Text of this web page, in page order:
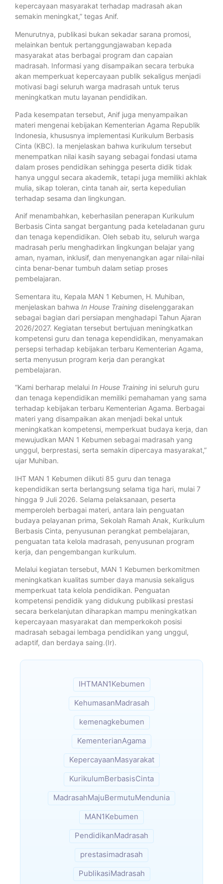
kepercayaan masyarakat terhadap madrasah akan
semakin meningkat,” tegas Anif.
Menurutnya, publikasi bukan sekadar sarana promosi,
melainkan bentuk pertanggungjawaban kepada
masyarakat atas berbagai program dan capaian
madrasah. Informasi yang disampaikan secara terbuka
akan memperkuat kepercayaan publik sekaligus menjadi
motivasi bagi seluruh warga madrasah untuk terus
meningkatkan mutu layanan pendidikan.
Pada kesempatan tersebut, Anif juga menyampaikan
materi mengenai kebijakan Kementerian Agama Republik
Indonesia, khususnya implementasi Kurikulum Berbasis
Cinta (KBC). Ia menjelaskan bahwa kurikulum tersebut
menempatkan nilai kasih sayang sebagai fondasi utama
dalam proses pendidikan sehingga peserta didik tidak
hanya unggul secara akademik, tetapi juga memiliki akhlak
mulia, sikap toleran, cinta tanah air, serta kepedulian
terhadap sesama dan lingkungan.
Anif menambahkan, keberhasilan penerapan Kurikulum
Berbasis Cinta sangat bergantung pada keteladanan guru
dan tenaga kependidikan. Oleh sebab itu, seluruh warga
madrasah perlu menghadirkan lingkungan belajar yang
aman, nyaman, inklusif, dan menyenangkan agar nilai-nilai
cinta benar-benar tumbuh dalam setiap proses
pembelajaran.
Sementara itu, Kepala MAN 1 Kebumen, H. Muhiban,
menjelaskan bahwa In House Training diselenggarakan
sebagai bagian dari persiapan menghadapi Tahun Ajaran
2026/2027. Kegiatan tersebut bertujuan meningkatkan
kompetensi guru dan tenaga kependidikan, menyamakan
persepsi terhadap kebijakan terbaru Kementerian Agama,
serta menyusun program kerja dan perangkat
pembelajaran.
“Kami berharap melalui In House Training ini seluruh guru
dan tenaga kependidikan memiliki pemahaman yang sama
terhadap kebijakan terbaru Kementerian Agama. Berbagai
materi yang disampaikan akan menjadi bekal untuk
meningkatkan kompetensi, memperkuat budaya kerja, dan
mewujudkan MAN 1 Kebumen sebagai madrasah yang
unggul, berprestasi, serta semakin dipercaya masyarakat,”
ujar Muhiban.
IHT MAN 1 Kebumen diikuti 85 guru dan tenaga
kependidikan serta berlangsung selama tiga hari, mulai 7
hingga 9 Juli 2026. Selama pelaksanaan, peserta
memperoleh berbagai materi, antara lain penguatan
budaya pelayanan prima, Sekolah Ramah Anak, Kurikulum
Berbasis Cinta, penyusunan perangkat pembelajaran,
penguatan tata kelola madrasah, penyusunan program
kerja, dan pengembangan kurikulum.
Melalui kegiatan tersebut, MAN 1 Kebumen berkomitmen
meningkatkan kualitas sumber daya manusia sekaligus
memperkuat tata kelola pendidikan. Penguatan
kompetensi pendidik yang didukung publikasi prestasi
secara berkelanjutan diharapkan mampu meningkatkan
kepercayaan masyarakat dan memperkokoh posisi
madrasah sebagai lembaga pendidikan yang unggul,
adaptif, dan berdaya saing.(Ir).
IHTMAN1Kebumen
KehumasanMadrasah
kemenagkebumen
KementerianAgama
KepercayaanMasyarakat
KurikulumBerbasisCinta
MadrasahMajuBermutuMendunia
MAN1Kebumen
PendidikanMadrasah
prestasimadrasah
PublikasiMadrasah